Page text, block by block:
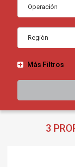
Operación
Región
Más Filtros
3